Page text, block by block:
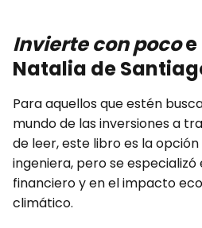
Invierte con pocoe
Natalia de
Para aquellos que estén
mundo de las inversiones a
de leer, este libro es la
ingeniera, pero se
financiero y en el impacto
climático.